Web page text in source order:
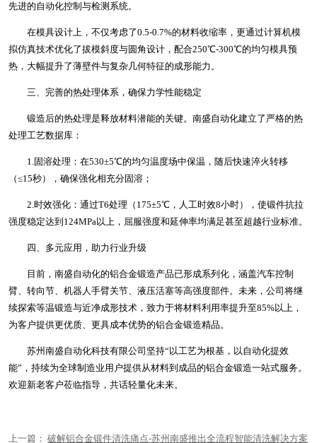
先进的自动化控制与检测系统。
在模具设计上，不仅考虑了0.5-0.7%的材料收缩率，更通过计算机模
拟仿真技术优化了拔模斜度与圆角设计，配合250℃-300℃的均匀模具预
热，大幅提升了薄壁件与复杂几何特征的成形能力。
三、完善的热处理体系，确保力学性能稳定
锻造后的热处理是释放材料潜能的关键。南盛自动化建立了严格的热
处理工艺数据库：
1.固溶处理：在530±5℃的均匀温度场中保温，随后快速淬火转移
（≤15秒），确保强化相充分固溶；
2.时效强化：通过T6处理（175±5℃，人工时效8小时），使锻件抗拉
强度稳定达到124MPa以上，屈服强度和延伸率均满足甚至超越行业标准。
四、多元应用，助力行业升级
目前，南盛自动化的铝合金锻造产品已形成系列化，涵盖汽车控制
臂、转向节、机器人手臂关节、液压活塞等高强度部件。未来，公司将继
续探索等温锻造与近净成形技术，致力于将材料利用率提升至85%以上，
为客户提供更优质、更具成本优势的铝合金锻造精品。
苏州南盛自动化科技有限公司坚持“以工艺为根基，以自动化提效
能”，持续为全球制造业用户提供从材料到成品的铝合金锻造一站式服务。
欢迎新老客户莅临指导，共话轻量化未来。
上一篇：破解铝合金锻件清洗痛点-苏州南盛推出全流程智能清洗解决方案